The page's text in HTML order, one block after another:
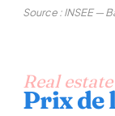
Source : INSEE —
Real estate
Prix